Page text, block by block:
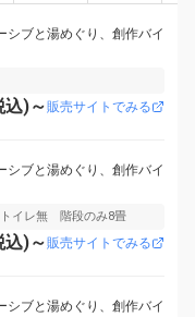
シブと湯めぐり、創作バイ
込)～販売サイトでみる
シブと湯めぐり、創作バイ
イレ無 階段のみ8畳
込)～販売サイトでみる
シブと湯めぐり、創作バイ